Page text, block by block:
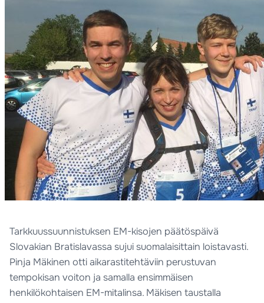
Tarkkuussuunnistuksen EM-kisojen päätöspäivä
Slovakian Bratislavassa sujui suomalaisittain loistavasti.
Pinja Mäkinen otti aikarastitehtäviin perustuvan
tempokisan voiton ja samalla ensimmäisen
henkilökohtaisen EM-mitalinsa. Mäkisen taustalla